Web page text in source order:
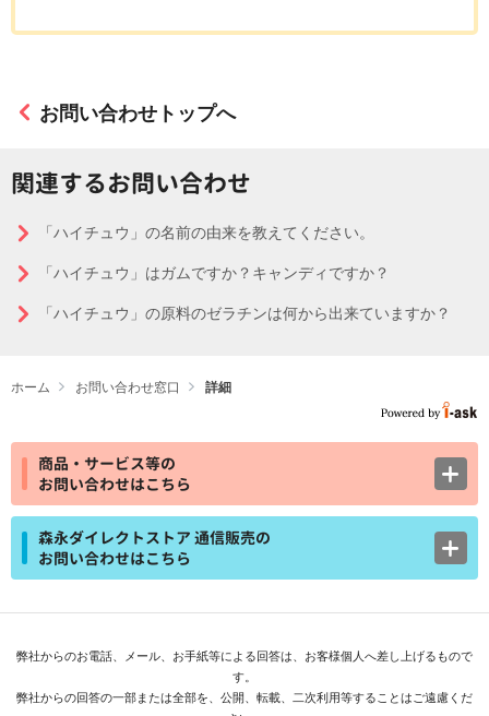
お問い合わせトップへ
関連するお問い合わせ
「ハイチュウ」の名前の由来を教えてください。
「ハイチュウ」はガムですか？キャンディですか？
「ハイチュウ」の原料のゼラチンは何から出来ていますか？
ホーム お問い合わせ窓口 詳細
商品・サービス等の
お問い合わせはこちら
森永ダイレクトストア 通信販売の
お問い合わせはこちら
弊社からのお電話、メール、お手紙等による回答は、お客様個人へ差し上げるもので
す。
弊社からの回答の一部または全部を、公開、転載、二次利用等することはご遠慮くだ